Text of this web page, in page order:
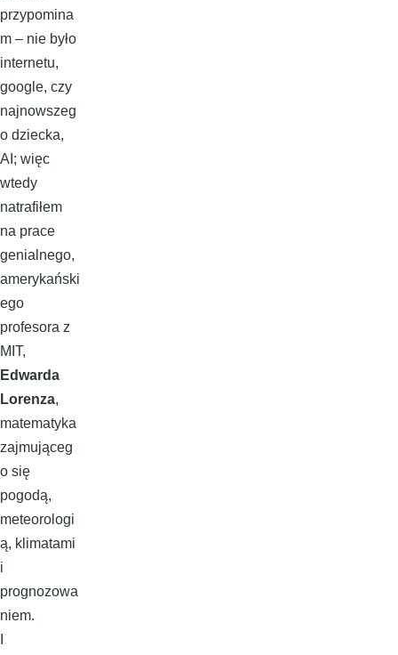
przypomina
m – nie było
internetu,
google, czy
najnowszeg
o dziecka,
AI; więc
wtedy
natrafiłem
na prace
genialnego,
amerykański
ego
profesora z
MIT,
Edwarda
Lorenza,
matematyka
zajmująceg
o się
pogodą,
meteorologi
ą, klimatami
i
prognozowa
niem.